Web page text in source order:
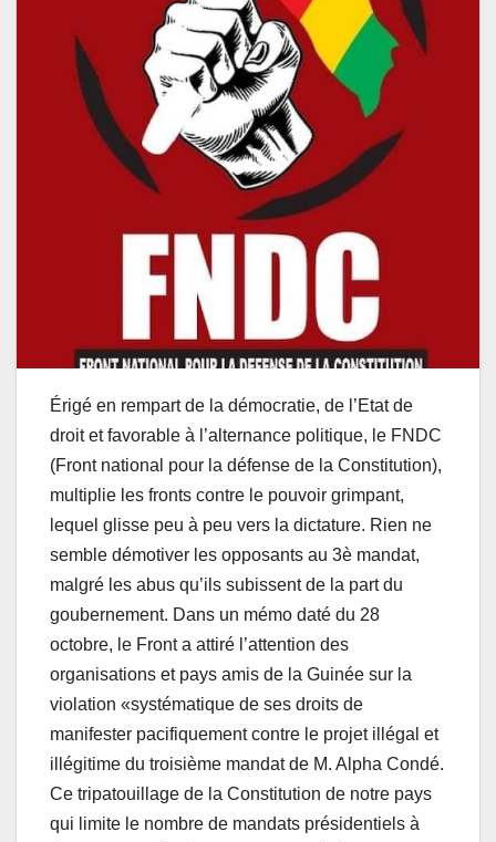
Érigé en rempart de la démocratie, de l’Etat de
droit et favorable à l’alternance politique, le FNDC
(Front national pour la défense de la Constitution),
multiplie les fronts contre le pouvoir grimpant,
lequel glisse peu à peu vers la dictature. Rien ne
semble démotiver les opposants au 3è mandat,
malgré les abus qu’ils subissent de la part du
goubernement. Dans un mémo daté du 28
octobre, le Front a attiré l’attention des
organisations et pays amis de la Guinée sur la
violation «systématique de ses droits de
manifester pacifiquement contre le projet illégal et
illégitime du troisième mandat de M. Alpha Condé.
Ce tripatouillage de la Constitution de notre pays
qui limite le nombre de mandats présidentiels à